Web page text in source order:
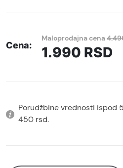
Cena:
Maloprodajna cena
1.990 RSD
Porudžbine vrednosti ispod
450 rsd.